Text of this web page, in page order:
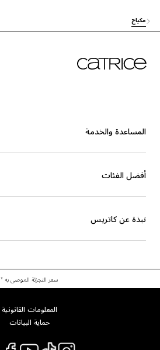
مكياج
المساعدة والخدمة
أفضل الفئات
نبذة عن كاتريس
سعر التجزئة الموصى به *
المعلومات القانونية
حماية البيانات